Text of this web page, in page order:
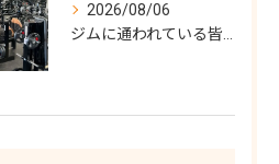
2026/08/06
ジムに通われている皆様！